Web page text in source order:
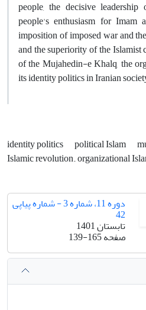
people, the decisive
people's enthusiasm for Imam
imposition of imposed war and
and the superiority of the
of the Mujahedin-e Khalq, the
its identity politics in Iranian
identity politics political Islam
Islamic revolution. organizational
دوره 11، شماره 3 - شماره پیاپی
42
تابستان 1401
صفحه139-165